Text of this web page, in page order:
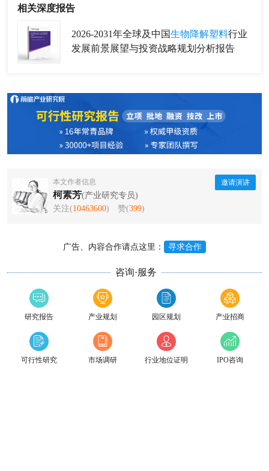
相关深度报告
2026-2031年全球及中国生物降解塑料行业
发展前景展望与投资战略规划分析报告
本文作者信息
柯素芳(产业研究专员)
关注(10463600) 赞(399)
邀请演讲
广告、内容合作请点这里： 寻求合作
咨询·服务
研究报告 产业规划 园区规划 产业招商
可行性研究 市场调研 行业地位证明 IPO咨询